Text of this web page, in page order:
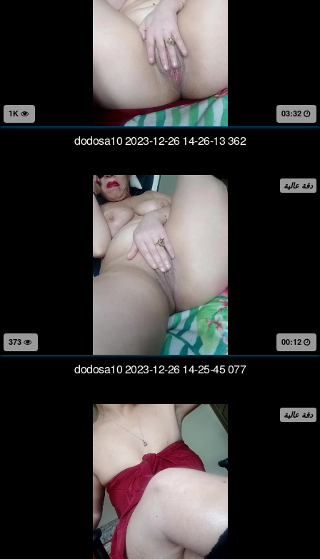
03:32
dodosa10 2023-12-26 14-26-13 362
دقة عالية
00:12
dodosa10 2023-12-26 14-25-45 077
دقة عالية